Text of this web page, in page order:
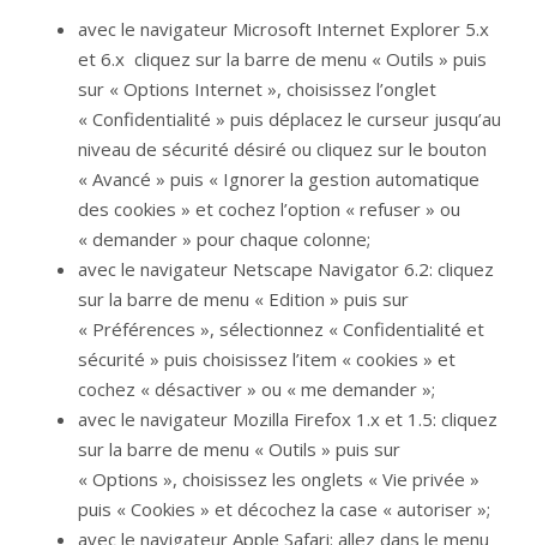
avec le navigateur Microsoft Internet Explorer 5.x
et 6.x cliquez sur la barre de menu « Outils » puis
sur « Options Internet », choisissez l’onglet
« Confidentialité » puis déplacez le curseur jusqu’au
niveau de sécurité désiré ou cliquez sur le bouton
« Avancé » puis « Ignorer la gestion automatique
des cookies » et cochez l’option « refuser » ou
« demander » pour chaque colonne;
avec le navigateur Netscape Navigator 6.2: cliquez
sur la barre de menu « Edition » puis sur
« Préférences », sélectionnez « Confidentialité et
sécurité » puis choisissez l’item « cookies » et
cochez « désactiver » ou « me demander »;
avec le navigateur Mozilla Firefox 1.x et 1.5: cliquez
sur la barre de menu « Outils » puis sur
« Options », choisissez les onglets « Vie privée »
puis « Cookies » et décochez la case « autoriser »;
avec le navigateur Apple Safari: allez dans le menu